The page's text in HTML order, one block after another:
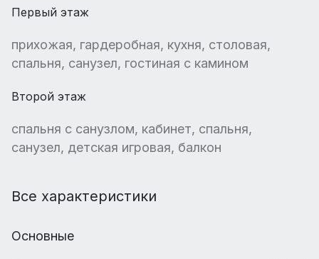
Первый этаж
прихожая, гардеробная, кухня, столовая,
спальня, санузел, гостиная с камином
Второй этаж
спальня с санузлом, кабинет, спальня,
санузел, детская игровая, балкон
Все характеристики
Основные